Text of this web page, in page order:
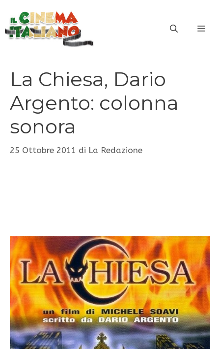
contenuto
La Chiesa, Dario
Argento: colonna
sonora
25 Ottobre 2011 di La Redazione